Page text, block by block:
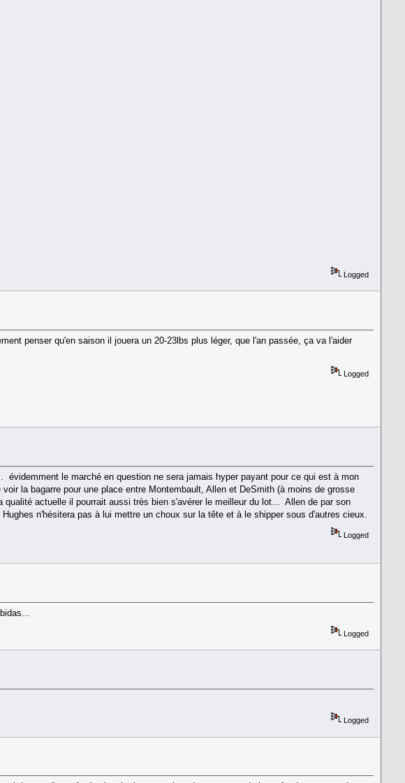
Logged
penser qu'en saison il jouera un 20-23lbs plus léger, que l'an passée, ça va l'aider
Logged
le marché en question ne sera jamais hyper payant pour ce qui est à mon
la bagarre pour une place entre Montembault, Allen et DeSmith (à moins de grosse
qualité actuelle il pourrait aussi très bien s'avérer le meilleur du lot... Allen de par son
n'hésitera pas à lui mettre un choux sur la tête et à le shipper sous d'autres cieux.
Logged
Logged
Logged